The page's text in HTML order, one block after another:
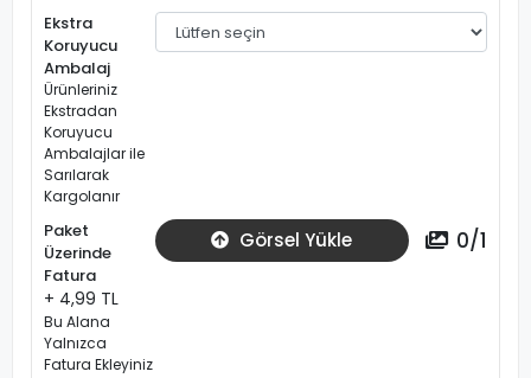
Ekstra
Koruyucu
Ambalaj
Ürünleriniz
Ekstradan
Koruyucu
Ambalajlar ile
Sarılarak
Kargolanır
Paket
Üzerinde
Fatura
+ 4,99 TL
Bu Alana
Yalnızca
Fatura Ekleyiniz
Görsel Yükle 0/1